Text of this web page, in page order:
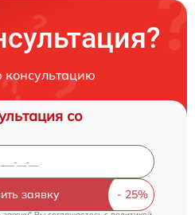
консультацию
со
заявку